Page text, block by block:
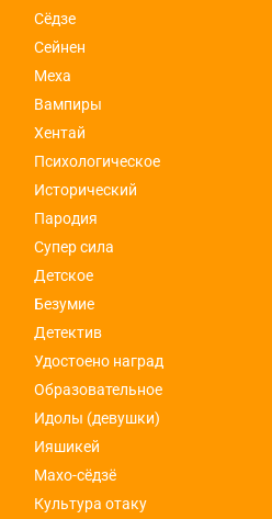
Сёдзе
Сейнен
Меха
Вампиры
Хентай
Психологическое
Исторический
Пародия
Супер сила
Детское
Безумие
Детектив
Удостоено наград
Образовательное
Идолы (девушки)
Ияшикей
Махо-сёдзё
Культура отаку